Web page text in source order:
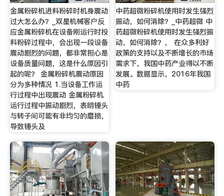
金属粉碎机进料粉碎时机身震动
过大怎么办？_双星机械客户反
应金属粉碎机在设备刚运行时投
料粉碎过程中，会出现一段设备
震动剧烈的问题，都非常担心是
设备质量问题，这是什么原因引
起的呢？ 金属粉碎机震动原因
分为多种情况 1.当设备工作运
行过程中出现震动 金属粉碎机
运行过程中振动剧烈，表明锤头
与转子间可能有非均匀的磨损，
导致锤头及
中药超微粉碎机使用时发生强烈
振动，如何消除？_中药超微 中
药超微粉碎机使用时发生强烈振
动，如何消除？， 在众多利好
政策的支持以及不断增长的市场
需求下，我国中药产业得以不断
发展。数据显示，2016年我国
中药